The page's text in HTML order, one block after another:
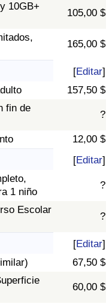
10GB+
105,00 $
165,00 $
[Editar]
157,50 $
fin de
?
12,00 $
[Editar]
1 niño
?
Escolar
?
[Editar]
67,50 $
60,00 $